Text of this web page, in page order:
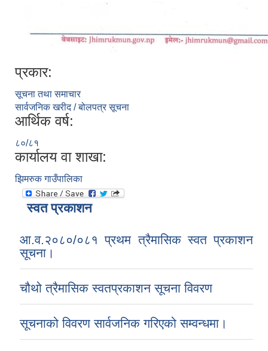
प्रकार:
सूचना तथा समाचार
सार्वजनिक खरीद / बोलपत्र सूचना
आर्थिक वर्ष:
८०/८१
कार्यालय वा शाखा:
झिमरुक गाउँपालिका
स्वत प्रकाशन
आ.व.२०८०/०८१ प्रथम त्रैमासिक स्वत प्रकाशन
सूचना।
चौथो त्रैमासिक स्वतप्रकाशन सूचना विवरण
सूचनाको विवरण सार्वजनिक गरिएको सम्वन्धमा।